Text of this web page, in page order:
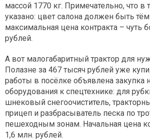
массой 1770 кг. Примечательно, что в
указано: цвет салона должен быть
максимальная цена контракта – чуть
рублей.
А вот малогабаритный трактор для
Полазне за 467 тысяч рублей уже
работы в посёлке объявлена закупка
оборудования к спецтехнике: для
шнековый снегоочиститель,
прицеп и разбрасыватель песка по
пешеходным зонам. Начальная цена
1,6 млн. рублей.